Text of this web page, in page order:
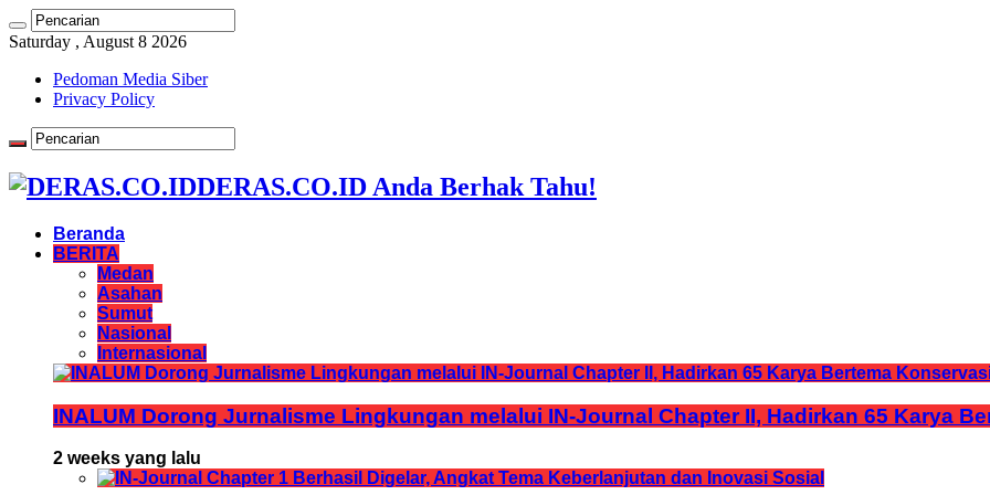
Saturday , August 8 2026
Pedoman Media Siber
Privacy Policy
DERAS.CO.ID Anda Berhak Tahu!
Beranda
BERITA
Medan
Asahan
Sumut
Nasional
Internasional
INALUM Dorong Jurnalisme Lingkungan melalui IN-Journal Chapter II, Hadirkan 65 Karya
2 weeks yang lalu